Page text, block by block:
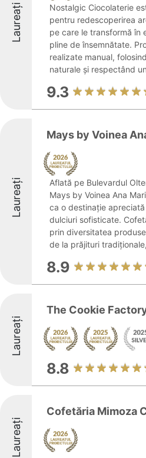
Laureați
Nostalgic Ciocolaterie
pentru redescoperirea
pe care le transformă în
pline de însemnătate.
realizate manual,
naturale și respectând
9.3
Laureați
Mays by Voinea
Aflată pe Bulevardul
Mays by Voinea Ana
ca o destinație
dulciuri sofisticate.
prin diversitatea
de la prăjituri
8.9
Laureați
The Cookie
8.8
Laureați
Cofetăria Mimoza